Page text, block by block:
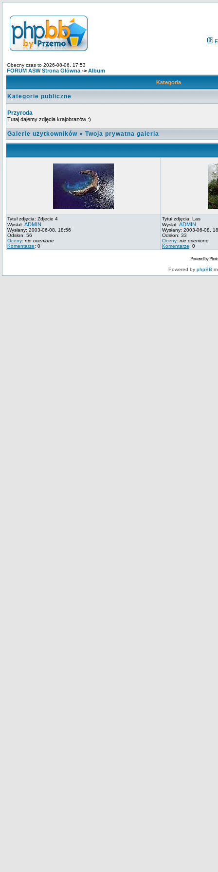
Obecny czas to 2026-08-06, 17:53
FORUM ASW Strona Główna -> Album
Kategoria
Kategorie publiczne
Przyroda
Tutaj dajemy zdjęcia krajobrazów :)
Galerie użytkowników » Twoja prywatna galeria
Tytuł zdjęcia: Zdjecie 4
Wysłał: ADMIN
Wysłany: 2003-06-08, 18:56
Odsłon: 56
Oceny: nie ocenione
Komentarze: 0
Tytuł zdjęcia: Las
Wysłał: ADMIN
Wysłany: 2003-06-08,
Odsłon: 33
Oceny: nie ocenione
Komentarze: 0
Powered by
Powered by phpBB